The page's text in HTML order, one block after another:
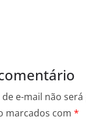
p
pe-mail não
marcados com *